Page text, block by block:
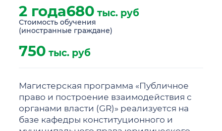
2 года680 тыс. руб
Стоимость обучения
(иностранные граждане)
750 тыс. руб
Магистерская программа «Публичное
право и построение взаимодействия с
органами власти (GR)» реализуется на
базе кафедры конституционного и